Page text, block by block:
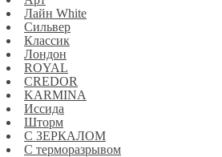
Лайн White
Сильвер
Классик
Лондон
ROYAL
CREDOR
KARMINA
Иссида
Шторм
С ЗЕРКАЛОМ
С терморазрывом